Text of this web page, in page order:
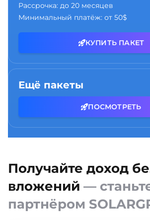
Рассрочка: до 20 месяцев
Минимальный платёж: от 50$
КУПИТЬ ПАКЕТ
Ещё пакеты
ПОСМОТРЕТЬ
Получайте доход
вложений —
партнёром